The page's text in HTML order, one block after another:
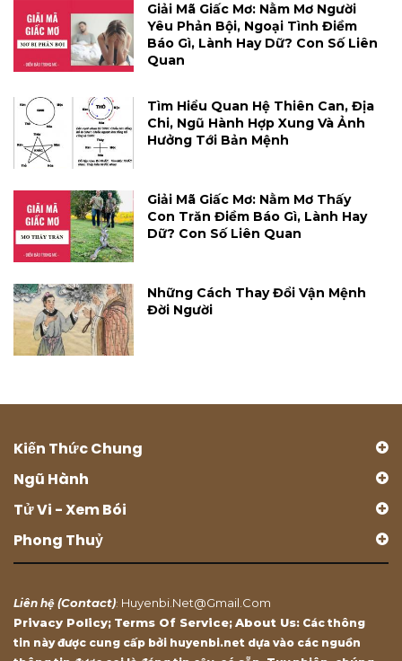
Giải Mã Giấc Mơ: Nằm Mơ Người
Yêu Phản Bội, Ngoại Tình Điềm
Báo Gì, Lành Hay Dữ? Con Số Liên
Quan
Tìm Hiểu Quan Hệ Thiên Can, Địa
Chi, Ngũ Hành Hợp Xung Và Ảnh
Hưởng Tới Bản Mệnh
Giải Mã Giấc Mơ: Nằm Mơ Thấy
Con Trăn Điềm Báo Gì, Lành Hay
Dữ? Con Số Liên Quan
Những Cách Thay Đổi Vận Mệnh
Đời Người
Kiến Thức Chung
Ngũ Hành
Tử Vi - Xem Bói
Phong Thuỷ
Liên hệ (Contact): Huyenbi.net@gmail.com
Privacy Policy; Terms Of Service; About Us: Các thông
tin này được cung cấp bởi huyenbi.net dựa vào các nguồn